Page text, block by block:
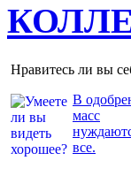
Нравитесь ли вы
В
масс
все.